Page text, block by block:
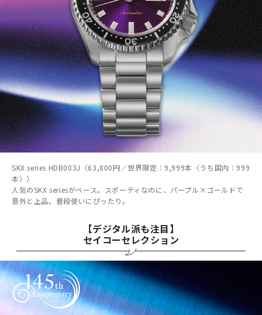
SKX series HDB003J（63,800円／世界限定：9,999本〈うち国内：999
本〉）
人気のSKX seriesがベース。スポーティなのに、パープル×ゴールドで
意外と上品。普段使いにぴったり。
【デジタル派も注目】
セイコーセレクション